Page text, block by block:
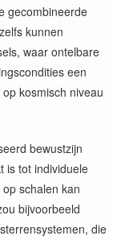
gecombineerde
kunnen
waar ontelbare
een
kosmisch niveau
bewustzijn
is tot individuele
schalen kan
bijvoorbeeld
die